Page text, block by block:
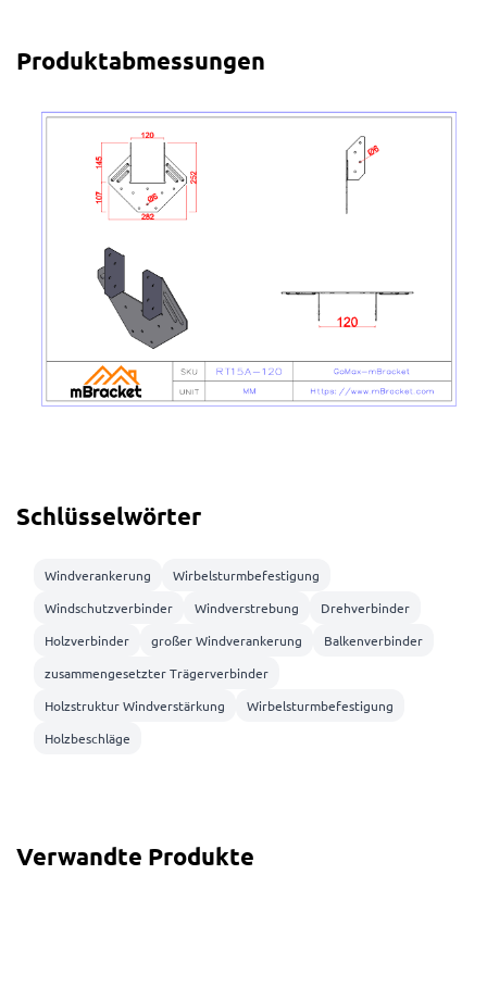
Produktabmessungen
Schlüsselwörter
Windverankerung
Wirbelsturmbefestigung
Windschutzverbinder
Windverstrebung
Drehverbinder
Holzverbinder
großer Windverankerung
Balkenverbinder
zusammengesetzter Trägerverbinder
Holzstruktur Windverstärkung
Wirbelsturmbefestigung
Holzbeschläge
Verwandte Produkte